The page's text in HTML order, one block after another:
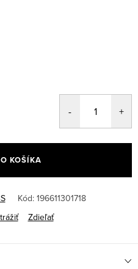
KOŠÍKA
Kód: 196611301718
Zdieľať